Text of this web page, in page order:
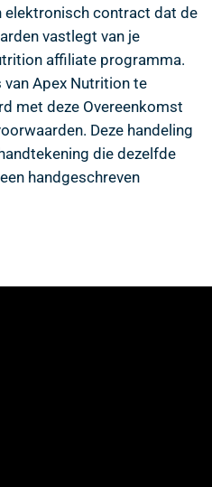
elektronisch contract dat de
vastlegt van je
affiliate programma.
Apex Nutrition te
met deze Overeenkomst
Deze handeling
die dezelfde
handgeschreven